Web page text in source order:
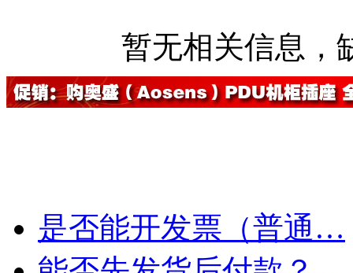
暂无相关信息，
是否能开发票（普通…